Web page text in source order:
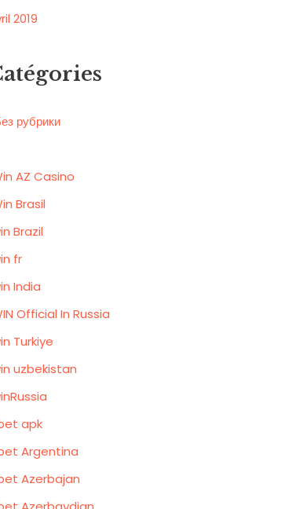
2019
рубрики
AZ Casino
Brasil
Brazil
fr
India
Official In Russia
Turkiye
uzbekistan
apk
Argentina
Azerbajan